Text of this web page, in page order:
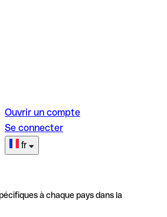
Ouvrir un compte
Se connecter
fr
à chaque pays dans la